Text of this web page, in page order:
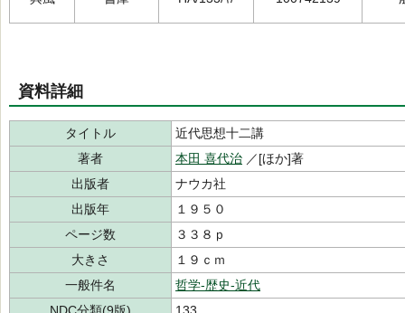
資料詳細
タイトル
近代思想十二講
著者
本田 喜代治 ／[ほか]著
出版者
ナウカ社
出版年
１９５０
ページ数
３３８ｐ
大きさ
１９ｃｍ
一般件名
哲学-歴史-近代